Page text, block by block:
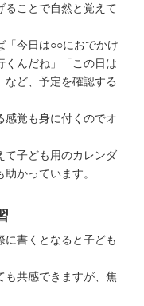
ることで自然と覚えて
「今日は○○におでかけ
くんだね」「この日は
など、予定を確認する
感覚も身に付くのでオ
て子ども用のカレンダ
かっています。
に書くとなると子ども
も共感できますが、焦